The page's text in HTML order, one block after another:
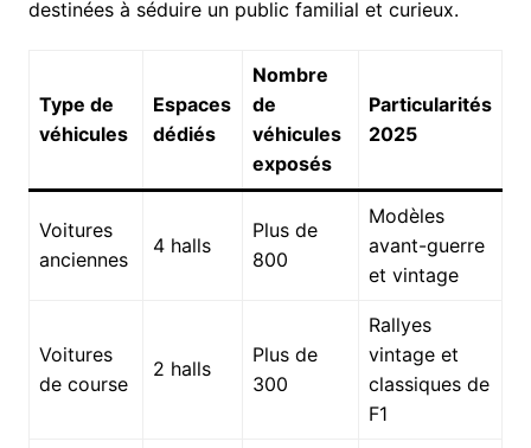
destinées à séduire un public familial et curieux.
Type de
véhicules
Espaces
dédiés
Nombre
de
véhicules
exposés
Particularités
2025
Voitures
anciennes
4 halls
Plus de
800
Modèles
avant-guerre
et vintage
Voitures
de course
2 halls
Plus de
300
Rallyes
vintage et
classiques de
F1